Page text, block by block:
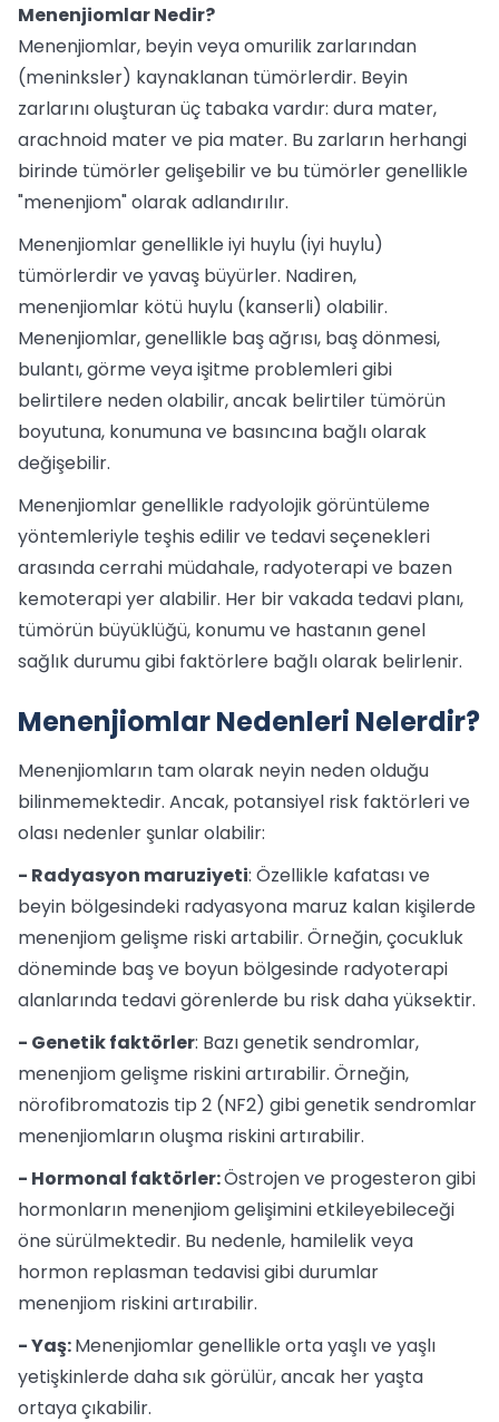
Menenjiomlar Nedir?
Menenjiomlar, beyin veya omurilik zarlarından
(meninksler) kaynaklanan tümörlerdir. Beyin
zarlarını oluşturan üç tabaka vardır: dura mater,
arachnoid mater ve pia mater. Bu zarların herhangi
birinde tümörler gelişebilir ve bu tümörler genellikle
"menenjiom" olarak adlandırılır.
Menenjiomlar genellikle iyi huylu (iyi huylu)
tümörlerdir ve yavaş büyürler. Nadiren,
menenjiomlar kötü huylu (kanserli) olabilir.
Menenjiomlar, genellikle baş ağrısı, baş dönmesi,
bulantı, görme veya işitme problemleri gibi
belirtilere neden olabilir, ancak belirtiler tümörün
boyutuna, konumuna ve basıncına bağlı olarak
değişebilir.
Menenjiomlar genellikle radyolojik görüntüleme
yöntemleriyle teşhis edilir ve tedavi seçenekleri
arasında cerrahi müdahale, radyoterapi ve bazen
kemoterapi yer alabilir. Her bir vakada tedavi planı,
tümörün büyüklüğü, konumu ve hastanın genel
sağlık durumu gibi faktörlere bağlı olarak belirlenir.
Menenjiomlar Nedenleri Nelerdir?
Menenjiomların tam olarak neyin neden olduğu
bilinmemektedir. Ancak, potansiyel risk faktörleri ve
olası nedenler şunlar olabilir:
- Radyasyon maruziyeti: Özellikle kafatası ve
beyin bölgesindeki radyasyona maruz kalan kişilerde
menenjiom gelişme riski artabilir. Örneğin, çocukluk
döneminde baş ve boyun bölgesinde radyoterapi
alanlarında tedavi görenlerde bu risk daha yüksektir.
- Genetik faktörler: Bazı genetik sendromlar,
menenjiom gelişme riskini artırabilir. Örneğin,
nörofibromatozis tip 2 (NF2) gibi genetik sendromlar
menenjiomların oluşma riskini artırabilir.
- Hormonal faktörler:Östrojen ve progesteron gibi
hormonların menenjiom gelişimini etkileyebileceği
öne sürülmektedir. Bu nedenle, hamilelik veya
hormon replasman tedavisi gibi durumlar
menenjiom riskini artırabilir.
- Yaş:Menenjiomlar genellikle orta yaşlı ve yaşlı
yetişkinlerde daha sık görülür, ancak her yaşta
ortaya çıkabilir.